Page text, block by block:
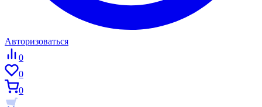
Авторизоваться
0
0
0